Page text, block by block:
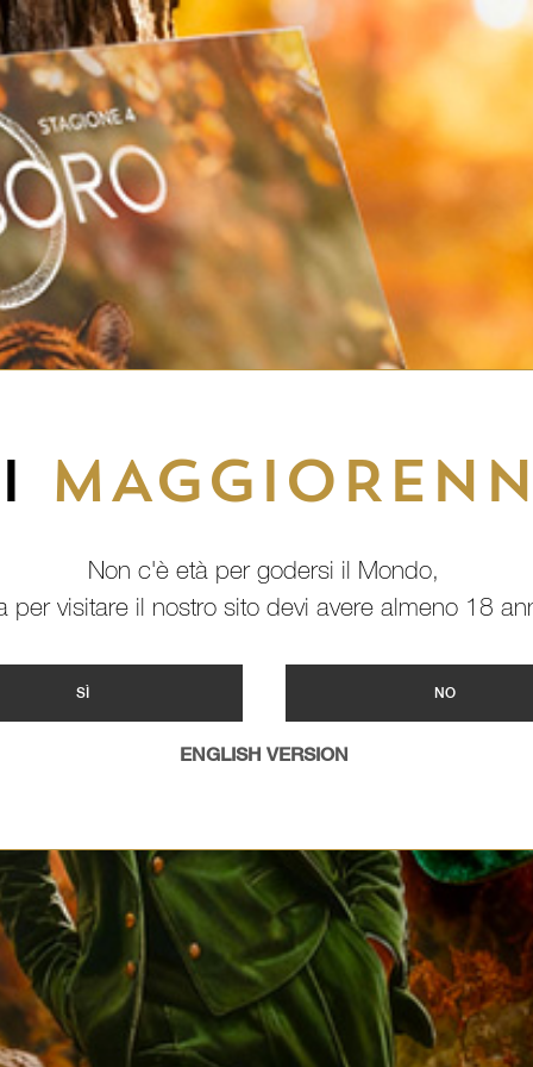
Non c'è età per godersi il Mondo,
per visitare il nostro sito devi avere almeno 18
SÌ NO
ENGLISH VERSION